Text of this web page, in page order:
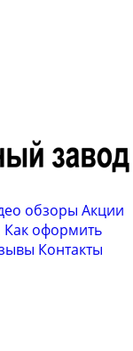
обзоры Акции
Как оформить
Контакты